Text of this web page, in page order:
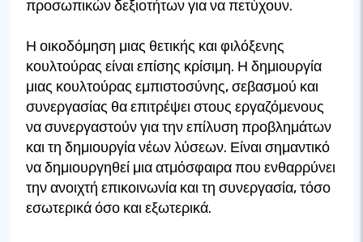
προσωπικών δεξιοτήτων για να πετύχουν.
Η οικοδόμηση μιας θετικής και φιλόξενης
κουλτούρας είναι επίσης κρίσιμη. Η δημιουργία
μιας κουλτούρας εμπιστοσύνης, σεβασμού και
συνεργασίας θα επιτρέψει στους εργαζόμενους
να συνεργαστούν για την επίλυση προβλημάτων
και τη δημιουργία νέων λύσεων. Είναι σημαντικό
να δημιουργηθεί μια ατμόσφαιρα που ενθαρρύνει
την ανοιχτή επικοινωνία και τη συνεργασία, τόσο
εσωτερικά όσο και εξωτερικά.